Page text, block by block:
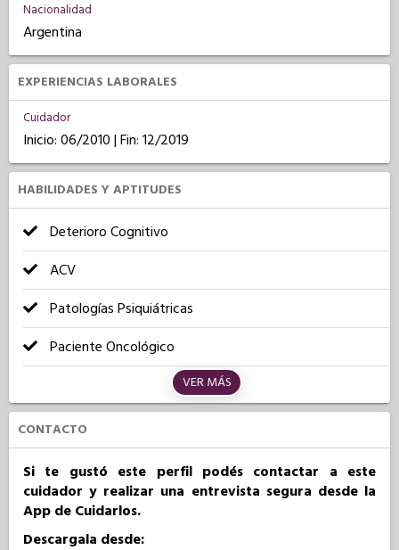
Nacionalidad
Argentina
EXPERIENCIAS LABORALES
Cuidador
Inicio: 06/2010 | Fin: 12/2019
HABILIDADES Y APTITUDES
Deterioro Cognitivo
ACV
Patologías Psiquiátricas
Paciente Oncológico
VER MÁS
CONTACTO
Si te gustó este perfil podés contactar a este
cuidador y realizar una entrevista segura desde la
App de Cuidarlos.
Descargala desde: